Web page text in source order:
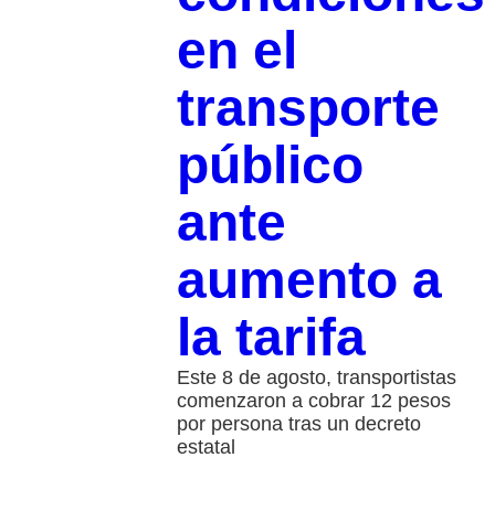
en el
transporte
público
ante
aumento a
la tarifa
Este 8 de agosto, transportistas
comenzaron a cobrar 12 pesos
por persona tras un decreto
estatal